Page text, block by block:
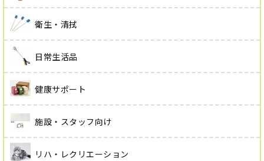
衛生・清拭
日常生活品
健康サポート
施設・スタッフ向け
リハ・レクリエーション